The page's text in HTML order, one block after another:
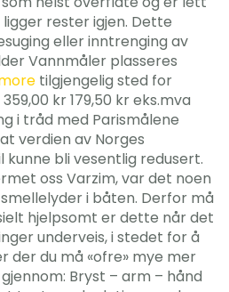
rester igjen. Dette
eller inntrenging av
Vannmåler plasseres
tilgjengelig sted for
kr 179,50 kr eks.mva
i tråd med Parismålene
verdien av Norges
bli vesentlig redusert.
oss Varzim, var det noen
i båten. Derfor må
hjelpsomt er dette når det
underveis, i stedet for å
du må «ofre» mye mer
Bryst – arm – hånd